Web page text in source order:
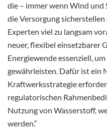
die – immer wenn Wind und
die Versorgung
Experten viel zu langsam
neuer, flexibel einsetzbarer
Energiewende essenziell,
gewährleisten. Dafür ist ein
Kraftwerksstrategie
regulatorischen
Nutzung von Wasserstoff,
werden.“